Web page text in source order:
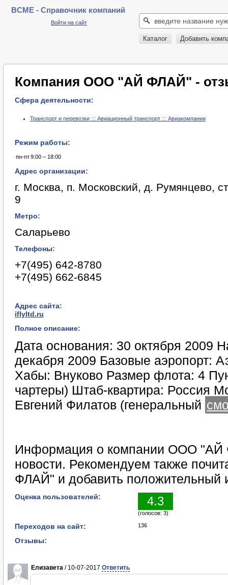
BCME - Справочник компаний
Войти на сайт
Каталог Добавить
Компания ООО "АЙ ФЛАЙ" -
Сфера деятельности:
Транспорт и перевозки ::: Авиационный транспорт ::: Авиакомпании
Режим работы:
пн-пт9:00 – 18:00
Адрес организации:
г. Москва, п. Московский, д. Румянцево,
9
Метро:
Саларьево
Телефоны:
+7(495) 642-8780
+7(495) 662-6845
Адрес сайта:
iflyltd.ru
Полное описание:
Дата основания: 30 октября 2009
декабря 2009 Базовые аэропорт:
Хабы: Внуково Размер флота: 4
чартеры) Штаб-квартира: Россия
Евгений Филатов (генеральный
Информация о компании ООО "АЙ
новости. Рекомендуем также
ФЛАЙ" и добавить положительный
Оценка пользователей: 4.3
(голосов: 3)
Переходов на сайт: 136
Отзывы:
Елизавета / 10-07-2017 Ответить